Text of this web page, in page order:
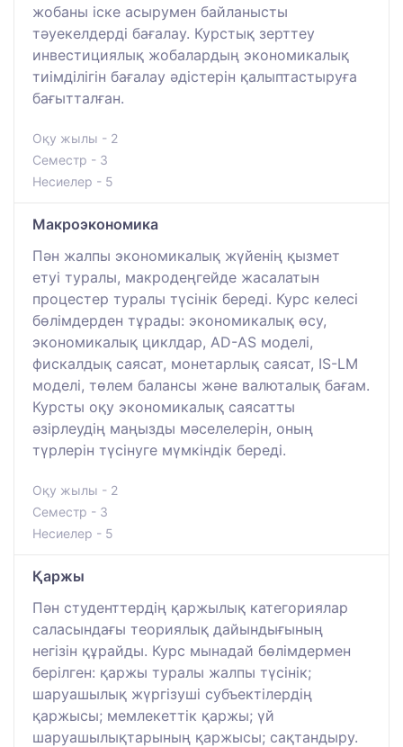
жобаны іске асырумен байланысты
тәуекелдерді бағалау. Курстық зерттеу
инвестициялық жобалардың экономикалық
тиімділігін бағалау әдістерін қалыптастыруға
бағытталған.
Оқу жылы - 2
Семестр - 3
Несиелер - 5
Макроэкономика
Пән жалпы экономикалық жүйенің қызмет
етуі туралы, макродеңгейде жасалатын
процестер туралы түсінік береді. Курс келесі
бөлімдерден тұрады: экономикалық өсу,
экономикалық циклдар, AD-AS моделі,
фискалдық саясат, монетарлық саясат, IS-LM
моделі, төлем балансы және валюталық бағам.
Курсты оқу экономикалық саясатты
әзірлеудің маңызды мәселелерін, оның
түрлерін түсінуге мүмкіндік береді.
Оқу жылы - 2
Семестр - 3
Несиелер - 5
Қаржы
Пән студенттердің қаржылық категориялар
саласындағы теориялық дайындығының
негізін құрайды. Курс мынадай бөлімдермен
берілген: қаржы туралы жалпы түсінік;
шаруашылық жүргізуші субъектілердің
қаржысы; мемлекеттік қаржы; үй
шаруашылықтарының қаржысы; сақтандыру.